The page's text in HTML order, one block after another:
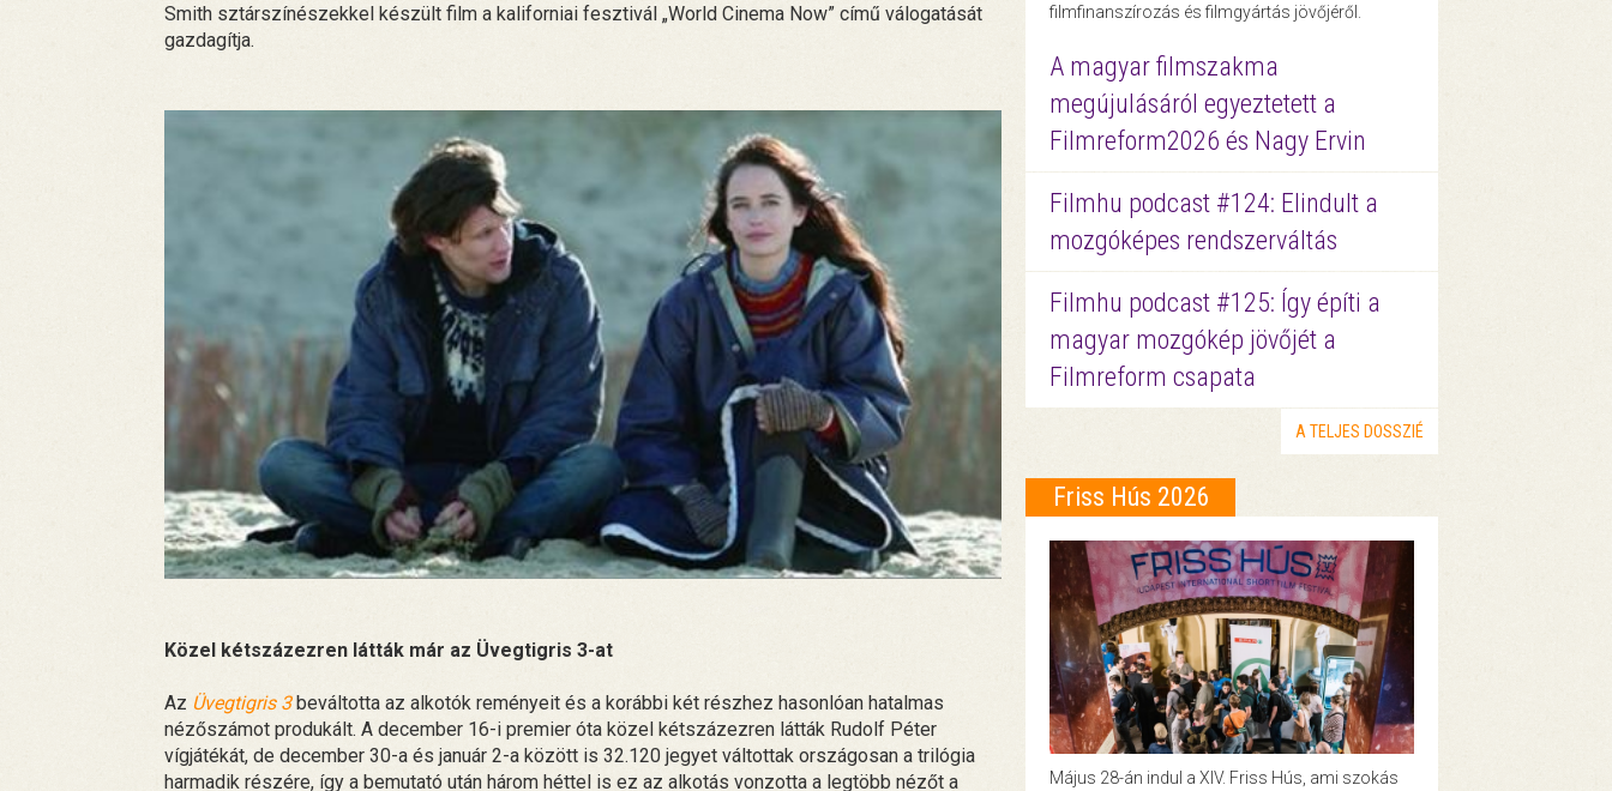
Smith sztárszínészekkel készült film a kaliforniai fesztivál „World Cinema Now” című válogatását
gazdagítja.
Közel kétszázezren látták már az Üvegtigris 3-at
Az Üvegtigris 3beváltotta az alkotók reményeit és a korábbi két részhez hasonlóan hatalmas
nézőszámot produkált. A december 16-i premier óta közel kétszázezren látták Rudolf Péter
vígjátékát, de december 30-a és január 2-a között is 32.120 jegyet váltottak országosan a trilógia
harmadik részére, így a bemutató után három héttel is ez az alkotás vonzotta a legtöbb nézőt a
filmfinanszírozás és filmgyártás jövőjéről.
A magyar filmszakma
megújulásáról egyeztetett a
Filmreform2026 és Nagy Ervin
Filmhu podcast #124: Elindult a
mozgóképes rendszerváltás
Filmhu podcast #125: Így építi a
magyar mozgókép jövőjét a
Filmreform csapata
A TELJES DOSSZIÉ
Friss Hús 2026
Május 28-án indul a XIV. Friss Hús, ami szokás